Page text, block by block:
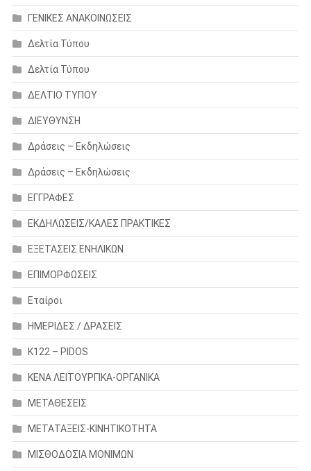
ΓΕΝΙΚΕΣ ΑΝΑΚΟΙΝΩΣΕΙΣ
Δελτία Τύπου
Δελτία Τύπου
ΔΕΛΤΙΟ ΤΥΠΟΥ
ΔΙΕΥΘΥΝΣΗ
Δράσεις – Εκδηλώσεις
Δράσεις – Εκδηλώσεις
ΕΓΓΡΑΦΕΣ
ΕΚΔΗΛΩΣΕΙΣ/ΚΑΛΕΣ ΠΡΑΚΤΙΚΕΣ
ΕΞΕΤΑΣΕΙΣ ΕΝΗΛΙΚΩΝ
ΕΠΙΜΟΡΦΩΣΕΙΣ
Εταίροι
ΗΜΕΡΙΔΕΣ / ΔΡΑΣΕΙΣ
Κ122 – PIDOS
ΚΕΝΑ ΛΕΙΤΟΥΡΓΙΚΑ-ΟΡΓΑΝΙΚΑ
ΜΕΤΑΘΕΣΕΙΣ
ΜΕΤΑΤΑΞΕΙΣ-ΚΙΝΗΤΙΚΟΤΗΤΑ
ΜΙΣΘΟΔΟΣΙΑ ΜΟΝΙΜΩΝ